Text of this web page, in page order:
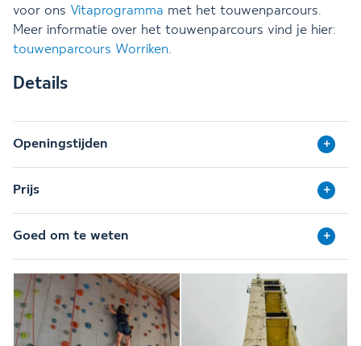
voor ons Vitaprogramma met het touwenparcours.
Meer informatie over het touwenparcours vind je hier:
touwenparcours Worriken.
Details
Openingstijden
Prijs
Goed om te weten